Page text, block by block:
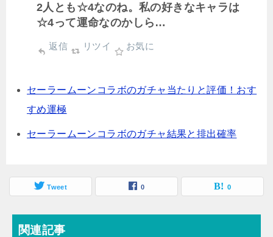
2人とも☆4なのね。私の好きなキャラは
☆4って運命なのかしら…
返信 リツイ お気に
セーラームーンコラボのガチャ当たりと評価！おす
すめ運極
セーラームーンコラボのガチャ結果と排出確率
Tweet 0 0
関連記事